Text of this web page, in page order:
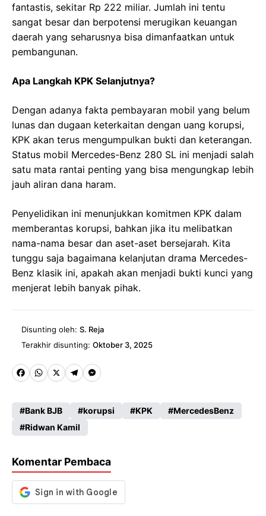
fantastis, sekitar Rp 222 miliar. Jumlah ini tentu
sangat besar dan berpotensi merugikan keuangan
daerah yang seharusnya bisa dimanfaatkan untuk
pembangunan.
Apa Langkah KPK Selanjutnya?
Dengan adanya fakta pembayaran mobil yang belum
lunas dan dugaan keterkaitan dengan uang korupsi,
KPK akan terus mengumpulkan bukti dan keterangan.
Status mobil Mercedes-Benz 280 SL ini menjadi salah
satu mata rantai penting yang bisa mengungkap lebih
jauh aliran dana haram.
Penyelidikan ini menunjukkan komitmen KPK dalam
memberantas korupsi, bahkan jika itu melibatkan
nama-nama besar dan aset-aset bersejarah. Kita
tunggu saja bagaimana kelanjutan drama Mercedes-
Benz klasik ini, apakah akan menjadi bukti kunci yang
menjerat lebih banyak pihak.
Disunting oleh: S. Reja
Terakhir disunting: Oktober 3, 2025
Fa
b
o
k
W
ts
A
p
X
Te
gr
a
M
se
n
er
Bank BJB korupsi KPK
MercedesBenz
Ridwan Kamil
Komentar Pembaca